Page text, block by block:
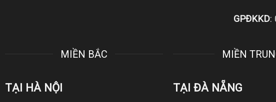
GPĐKKD:
MIỀN BẮC
TẠI HÀ NỘI
MIỀN
TẠI ĐÀ NẴNG